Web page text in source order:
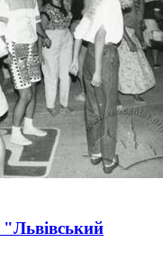
"Львівський